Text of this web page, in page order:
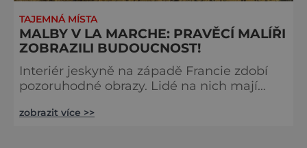
TAJEMNÁ MÍSTA
MALBY V LA MARCHE: PRAVĚCÍ MALÍŘI
ZOBRAZILI BUDOUCNOST!
Interiér jeskyně na západě Francie zdobí
pozoruhodné obrazy. Lidé na nich mají
se poprvé objevily až ve středověku. Malby
zobrazit více >>